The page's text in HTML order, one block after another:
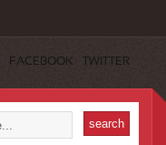
FACEBOOK TWITTER